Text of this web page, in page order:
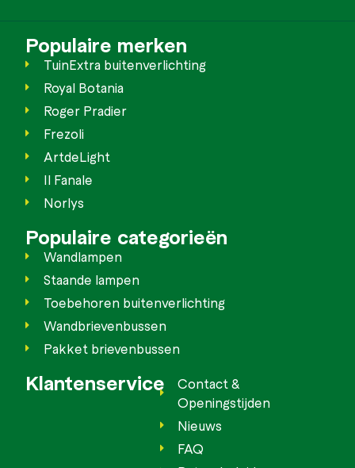
Populaire merken
TuinExtra buitenverlichting
Royal Botania
Roger Pradier
Frezoli
ArtdeLight
Il Fanale
Norlys
Populaire categorieën
Wandlampen
Staande lampen
Toebehoren buitenverlichting
Wandbrievenbussen
Pakket brievenbussen
Klantenservice
Contact &
Openingstijden
Nieuws
FAQ